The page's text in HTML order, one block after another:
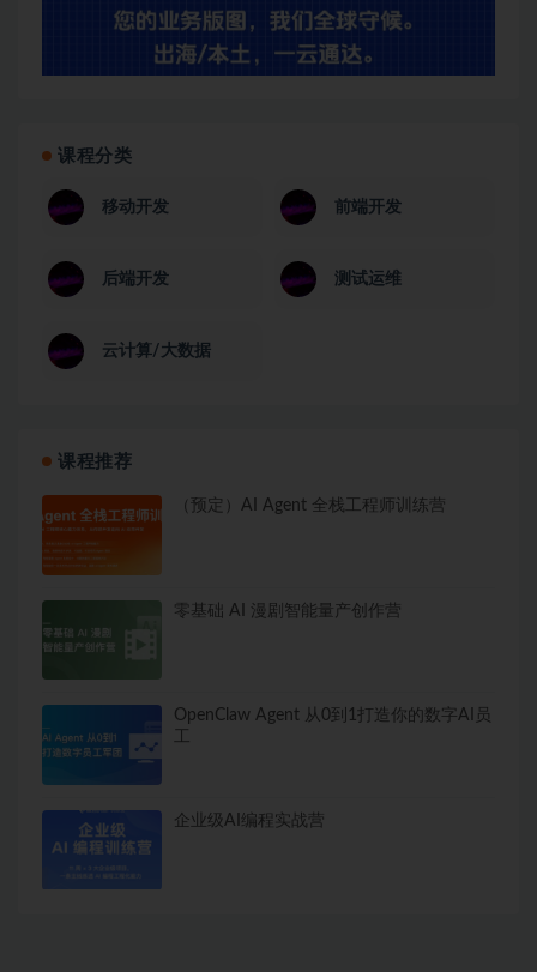
课程分类
移动开发 前端开发
后端开发 测试运维
云计算/大数据
课程推荐
（预定）AI Agent 全栈工程师训练营
零基础 AI 漫剧智能量产创作营
OpenClaw Agent 从0到1打造你的数字AI员
工
企业级AI编程实战营